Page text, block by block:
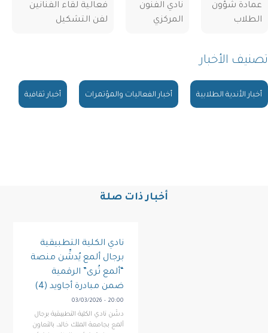
عمادة شؤون
الطلاب
نادي الفنون
المركزي
فعالية لقاء الفنانين
لفن التشكيل
تصنيف الأخبار
أخبار الأندية الطلابية أخبار الفعاليات والمؤتمرات أخبار ثقافية
أخبار ذات صلة
نادي الكلية التطبيقية
برجال ألمع يُدشِّن منصة
“ألمع تُرى” الرقمية
ضمن مبادرة أجاويد (4)
03/03/2026 - 20:00
دشّن نادي الكلية التطبيقية برجال
ألمع بجامعة الملك خالد، بالتعاون